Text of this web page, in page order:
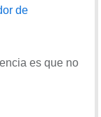
de
es que no